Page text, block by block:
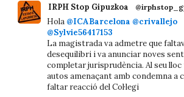
IRPH Stop Gipuzkoa
Hola @ICABarcelona @crivallejo
@Sylvie56417153
La magistrada va admetre que
desequilibri i va anunciar noves
completar jurisprudència. Al seu
autos amenaçant amb condemna a
faltar reacció del Col·legi